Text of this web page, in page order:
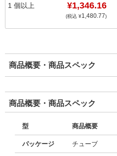
1 個以上 ¥1,346.16
(税込 ¥1,480.77)
商品概要・商品スペック
商品概要・商品スペック
型 商品概要
パッケージ チューブ